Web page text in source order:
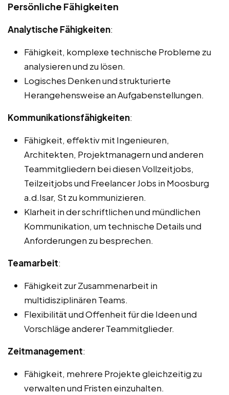
Persönliche Fähigkeiten
Analytische Fähigkeiten:
Fähigkeit, komplexe technische Probleme zu
analysieren und zu lösen.
Logisches Denken und strukturierte
Herangehensweise an Aufgabenstellungen.
Kommunikationsfähigkeiten:
Fähigkeit, effektiv mit Ingenieuren,
Architekten, Projektmanagern und anderen
Teammitgliedern bei diesen Vollzeitjobs,
Teilzeitjobs und Freelancer Jobs in Moosburg
a.d.Isar, St zu kommunizieren.
Klarheit in der schriftlichen und mündlichen
Kommunikation, um technische Details und
Anforderungen zu besprechen.
Teamarbeit:
Fähigkeit zur Zusammenarbeit in
multidisziplinären Teams.
Flexibilität und Offenheit für die Ideen und
Vorschläge anderer Teammitglieder.
Zeitmanagement:
Fähigkeit, mehrere Projekte gleichzeitig zu
verwalten und Fristen einzuhalten.